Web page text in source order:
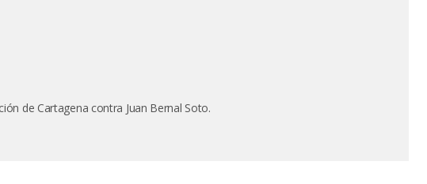
de Cartagena contra Juan Bernal Soto.